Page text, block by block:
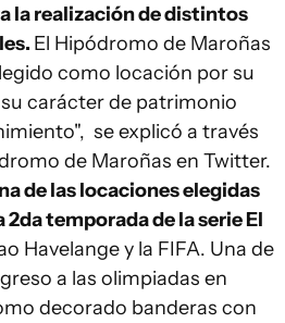
la realización de distintos
El Hipódromo de Maroñas
como locación por su
carácter de patrimonio
se explicó a través
de Maroñas en Twitter.
de las locaciones elegidas
temporada de la serie El
Havelange y la FIFA. Una de
a las olimpiadas en
decorado banderas con